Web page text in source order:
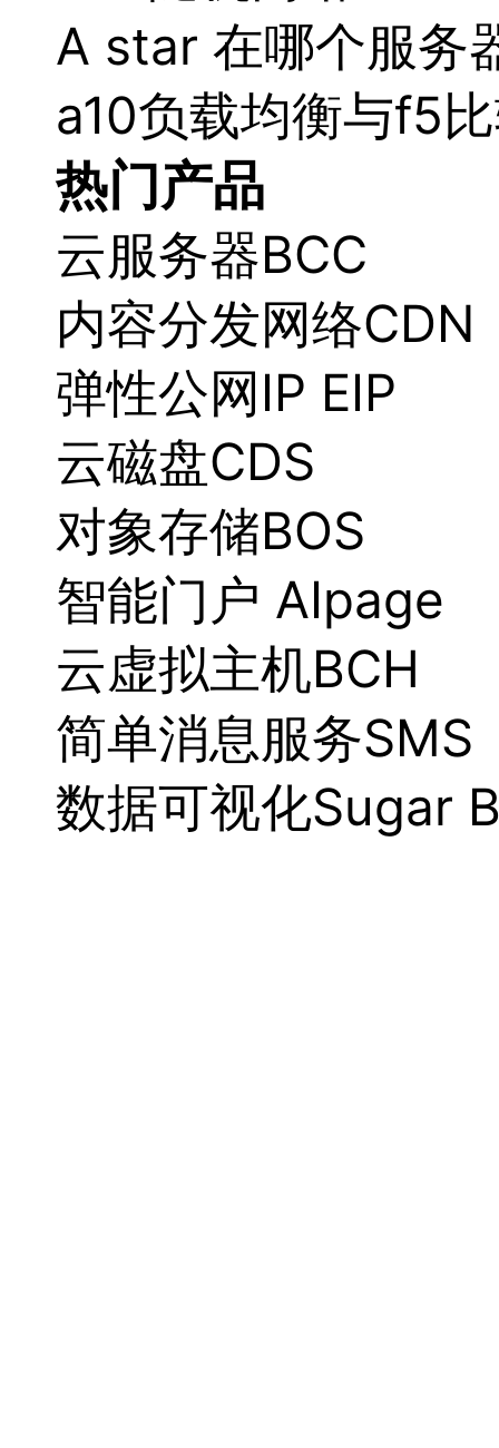
A star 在哪个服务
a10负载均衡与f5
热门产品
云服务器BCC
内容分发网络CDN
弹性公网IP EIP
云磁盘CDS
对象存储BOS
智能门户 AIpage
云虚拟主机BCH
简单消息服务SMS
数据可视化Sugar